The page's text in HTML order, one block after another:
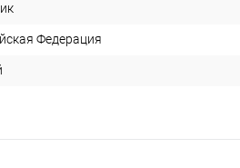
Федерация